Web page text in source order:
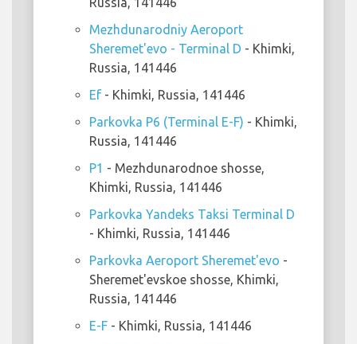
Mezhdunarodniy Aeroport
Sheremet'evo - Terminal D - Khimki,
Russia, 141446
Ef - Khimki, Russia, 141446
Parkovka P6 (Terminal E-F) - Khimki,
Russia, 141446
P1 - Mezhdunarodnoe shosse,
Khimki, Russia, 141446
Parkovka Yandeks Taksi Terminal D
- Khimki, Russia, 141446
Parkovka Aeroport Sheremet'evo -
Sheremet'evskoe shosse, Khimki,
Russia, 141446
E-F - Khimki, Russia, 141446